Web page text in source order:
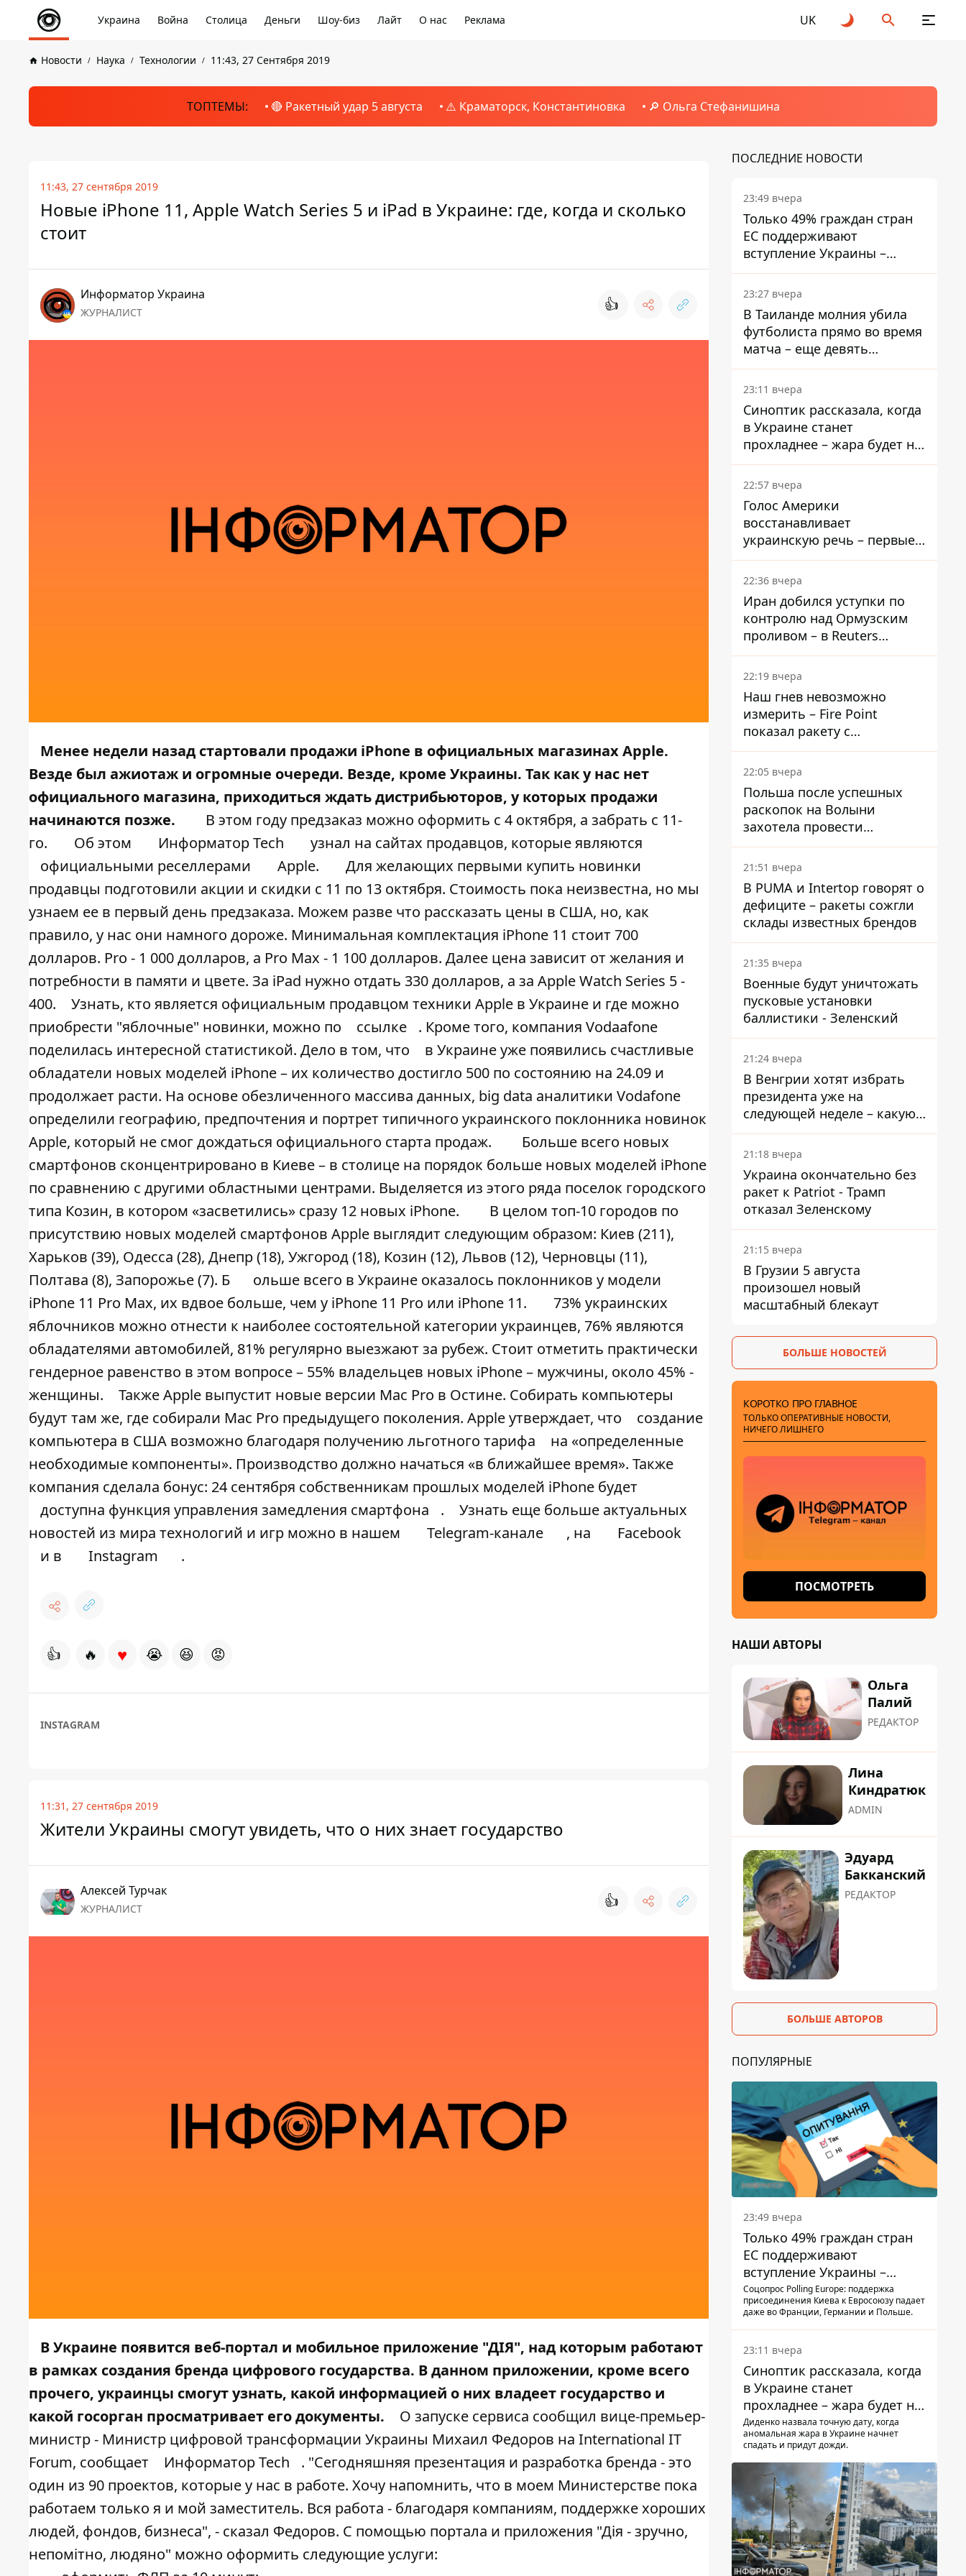
Украина Война Столица Деньги Шоу-биз Лайт О нас Реклама UK
Новости Наука Технологии 11:43, 27 Сентября 2019
ТОПТЕМЫ: 🔴 Ракетный удар 5 августа ⚠️ Краматорск, Константиновка 🔎 Ольга Стефанишина
11:43, 27 сентября 2019
Новые iPhone 11, Apple Watch Series 5 и iPad в Украине: где, когда и сколько
стоит
Информатор Украина
ЖУРНАЛИСТ 👍
Менее недели назад стартовали продажи iPhone в официальных магазинах Apple.
Везде был ажиотаж и огромные очереди. Везде, кроме Украины. Так как у нас нет
официального магазина, приходиться ждать дистрибьюторов, у которых продажи
начинаются позже.
В этом году предзаказ можно оформить с 4 октября, а забрать с 11-
го.
Об этом Информатор Tech
узнал на сайтах продавцов, которые являются
официальными реселлерами
Apple.
Для желающих первыми купить новинки
продавцы подготовили акции и скидки с 11 по 13 октября. Стоимость пока неизвестна, но мы
узнаем ее в первый день предзаказа. Можем разве что рассказать цены в США, но, как
правило, у нас они намного дороже. Минимальная комплектация iPhone 11 стоит 700
долларов. Pro - 1 000 долларов, а Pro Max - 1 100 долларов. Далее цена зависит от желания и
потребности в памяти и цвете. За iPad нужно отдать 330 долларов, а за Apple Watch Series 5-
400.
Узнать, кто является официальным продавцом техники Apple в Украине и где можно
приобрести "яблочные" новинки, можно по
ссылке
. Кроме того, компания Vodaafone
поделилась интересной статистикой. Дело в том, что
в Украине уже появились счастливые
обладатели новых моделей iPhone – их количество достигло 500 по состоянию на 24.09 и
продолжает расти. На основе обезличенного массива данных, big data аналитики Vodafone
определили географию, предпочтения и портрет типичного украинского поклонника новинок
Apple, который не смог дождаться официального старта продаж.
Больше всего новых
смартфонов сконцентрировано в Киеве – в столице на порядок больше новых моделей iPhone
по сравнению с другими областными центрами. Выделяется из этого ряда поселок городского
типа Козин, в котором «засветились» сразу 12 новых iPhone.
В целом топ-10 городов по
присутствию новых моделей смартфонов Apple выглядит следующим образом: Киев (211),
Харьков (39), Одесса (28), Днепр (18), Ужгород (18), Козин (12), Львов (12), Черновцы (11),
Полтава (8), Запорожье (7). Б
ольше всего в Украине оказалось поклонников у модели
iPhone 11 Pro Max, их вдвое больше, чем у iPhone 11 Pro или iPhone 11.
73% украинских
яблочников можно отнести к наиболее состоятельной категории украинцев, 76% являются
обладателями автомобилей, 81% регулярно выезжают за рубеж. Стоит отметить практически
гендерное равенство в этом вопросе – 55% владельцев новых iPhone – мужчины, около 45% -
женщины.
Также Apple выпустит новые версии Mac Pro в Остине. Собирать компьютеры
будут там же, где собирали Mac Pro предыдущего поколения. Apple утверждает, что
создание
компьютера в США возможно благодаря получению льготного тарифа
на «определенные
необходимые компоненты». Производство должно начаться «в ближайшее время». Также
компания сделала бонус: 24 сентября собственникам прошлых моделей iPhone будет
доступна функция управления замедления смартфона
.
Узнать еще больше актуальных
новостей из мира технологий и игр можно в нашем
Telegram-канале , на
Facebook
и в
Instagram .
👍 🔥 ♥ 😭 😆 😡
INSTAGRAM
11:31, 27 сентября 2019
Жители Украины смогут увидеть, что о них знает государство
Алексей Турчак
ЖУРНАЛИСТ 👍
В Украине появится веб-портал и мобильное приложение "ДІЯ", над которым работают
в рамках создания бренда цифрового государства. В данном приложении, кроме всего
прочего, украинцы смогут узнать, какой информацией о них владеет государство и
какой госорган просматривает его документы.
О запуске сервиса сообщил вице-премьер-
министр - Министр цифровой трансформации Украины Михаил Федоров на International IT
Forum, сообщает
Информатор Tech
. "Сегодняшняя презентация и разработка бренда - это
один из 90 проектов, которые у нас в работе. Хочу напомнить, что в моем Министерстве пока
работаем только я и мой заместитель. Вся работа - благодаря компаниям, поддержке хороших
людей, фондов, бизнеса", - сказал Федоров. С помощью портала и приложения "Дія - зручно,
непомітно, людяно" можно оформить следующие услуги:
ПОСЛЕДНИЕ НОВОСТИ
23:49 вчера
Только 49% граждан стран
ЕС поддерживают
вступление Украины –
результаты опроса
23:27 вчера
В Таиланде молния убила
футболиста прямо во время
матча – еще девять
пострадали
23:11 вчера
Синоптик рассказала, когда
в Украине станет
прохладнее – жара будет не
долго
22:57 вчера
Голос Америки
восстанавливает
украинскую речь – первые
эфиры ожидаются на
следующей неделе
22:36 вчера
Иран добился уступки по
контролю над Ормузским
проливом – в Reuters
раскрыли детали
22:19 вчера
Наш гнев невозможно
измерить – Fire Point
показал ракету с
загадочной отметкой 723
22:05 вчера
Польша после успешных
раскопок на Волыни
захотела провести
эксгумацию в новых местах
21:51 вчера
В PUMA и Intertop говорят о
дефиците – ракеты сожгли
склады известных брендов
21:35 вчера
Военные будут уничтожать
пусковые установки
баллистики - Зеленский
21:24 вчера
В Венгрии хотят избрать
президента уже на
следующей неделе – какую
дату предлагают
21:18 вчера
Украина окончательно без
ракет к Patriot - Трамп
отказал Зеленскому
21:15 вчера
В Грузии 5 августа
произошел новый
масштабный блекаут
БОЛЬШЕ НОВОСТЕЙ
КОРОТКО ПРО ГЛАВНОЕ
ТОЛЬКО ОПЕРАТИВНЫЕ НОВОСТИ,
НИЧЕГО ЛИШНЕГО
ПОСМОТРЕТЬ
НАШИ АВТОРЫ
Ольга
Палий
РЕДАКТОР
Лина
Киндратюк
ADMIN
Эдуард
Бакканский
РЕДАКТОР
БОЛЬШЕ АВТОРОВ
ПОПУЛЯРНЫЕ
23:49 вчера
Только 49% граждан стран
ЕС поддерживают
вступление Украины –
результаты опроса
Соцопрос Polling Europe: поддержка
присоединения Киева к Евросоюзу падает
даже во Франции, Германии и Польше.
23:11 вчера
Синоптик рассказала, когда
в Украине станет
прохладнее – жара будет не
долго
Диденко назвала точную дату, когда
аномальная жара в Украине начнет
спадать и придут дожди.